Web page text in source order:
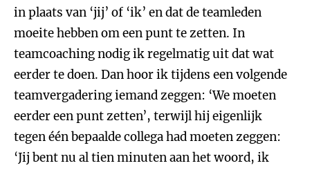
in plaats van ‘jij’ of ‘ik’ en dat de teamleden
moeite hebben om een punt te zetten. In
teamcoaching nodig ik regelmatig uit dat wat
eerder te doen. Dan hoor ik tijdens een volgende
teamvergadering iemand zeggen: ‘We moeten
eerder een punt zetten’, terwijl hij eigenlijk
tegen één bepaalde collega had moeten zeggen:
‘Jij bent nu al tien minuten aan het woord, ik